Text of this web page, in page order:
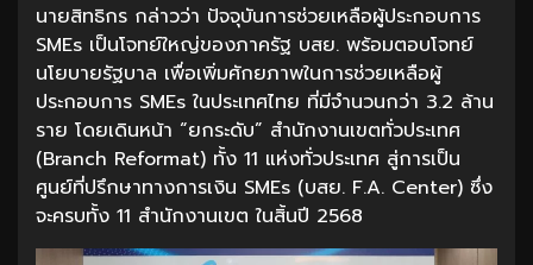
นายสิทธิกร กล่าวว่า ปัจจุบันการช่วยเหลือผู้ประกอบการ
SMEs เป็นโจทย์ใหญ่ของภาครัฐ บสย. พร้อมตอบโจทย์
นโยบายรัฐบาล เพื่อเพิ่มศักยภาพในการช่วยเหลือผู้
ประกอบการ SMEs ในประเทศไทย ที่มีจำนวนกว่า 3.2 ล้าน
ราย โดยเดินหน้า “ยกระดับ” สำนักงานเขตทั่วประเทศ
(Branch Reformat) ทั้ง 11 แห่งทั่วประเทศ สู่การเป็น
ศูนย์ที่ปรึกษาทางการเงิน SMEs (บสย. F.A. Center) ซึ่ง
จะครบทั้ง 11 สำนักงานเขต ในสิ้นปี 2568